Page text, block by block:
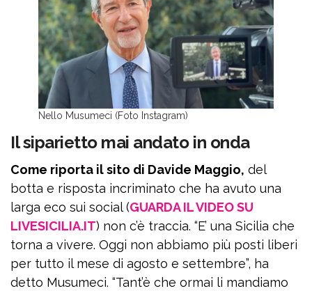
Nello Musumeci (Foto Instagram)
Il siparietto mai andato in onda
Come riporta il sito di Davide Maggio, del
botta e risposta incriminato che ha avuto una
larga eco sui social (GUARDA IL VIDEO SU
LIVESICILIA.IT) non c’è traccia. “E’ una Sicilia che
torna a vivere. Oggi non abbiamo più posti liberi
per tutto il mese di agosto e settembre”, ha
detto Musumeci. “Tant’è che ormai li mandiamo